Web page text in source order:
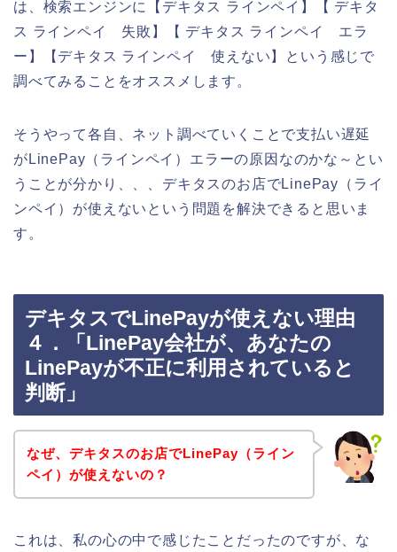
は、検索エンジンに【デキタス ラインペイ】【 デキタ
ス ラインペイ 失敗】【 デキタス ラインペイ エラ
ー】【デキタス ラインペイ 使えない】という感じで
調べてみることをオススメします。
そうやって各自、ネット調べていくことで支払い遅延
がLinePay（ラインペイ）エラーの原因なのかな～とい
うことが分かり、、、デキタスのお店でLinePay（ライ
ンペイ）が使えないという問題を解決できると思いま
す。
デキタスでLinePayが使えない理由
４．「LinePay会社が、あなたの
LinePayが不正に利用されていると
判断」
なぜ、デキタスのお店でLinePay（ライン
ペイ）が使えないの？
これは、私の心の中で感じたことだったのですが、な